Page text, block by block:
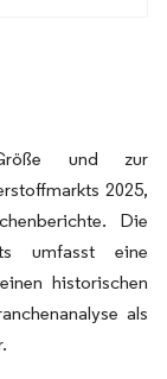
und zur
2025,
Die
umfasst eine
historischen
als